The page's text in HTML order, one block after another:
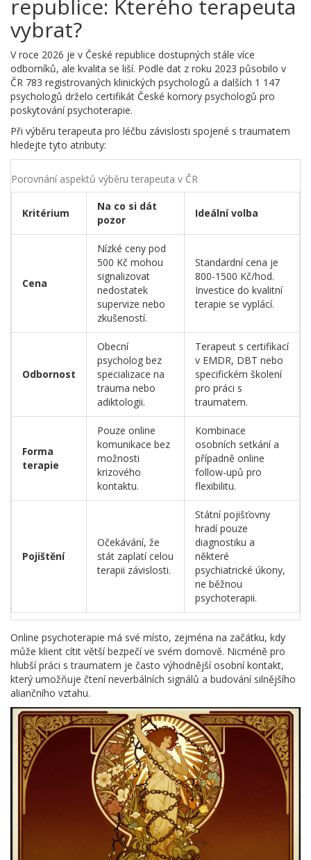
republice: Kterého terapeuta
vybrat?
V roce 2026 je v České republice dostupných stále více
odborníků, ale kvalita se liší. Podle dat z roku 2023 působilo v
ČR 783 registrovaných klinických psychologů a dalších 1 147
psychologů drželo certifikát České komory psychologů pro
poskytování psychoterapie.
Při výběru terapeuta pro léčbu závislosti spojené s traumatem
hledejte tyto atributy:
Porovnání aspektů výběru terapeuta v ČR
Kritérium
Na co si dát
pozor
Ideální volba
Cena
Nízké ceny pod
500 Kč mohou
signalizovat
nedostatek
supervize nebo
zkušeností.
Standardní cena je
800-1500 Kč/hod.
Investice do kvalitní
terapie se vyplácí.
Odbornost
Obecní
psycholog bez
specializace na
trauma nebo
adiktologii.
Terapeut s certifikací
v EMDR, DBT nebo
specifickém školení
pro práci s
traumatem.
Forma
terapie
Pouze online
komunikace bez
možnosti
krizového
kontaktu.
Kombinace
osobních setkání a
případně online
follow-upů pro
flexibilitu.
Pojištění
Očekávání, že
stát zaplatí celou
terapii závislosti.
Státní pojišťovny
hradí pouze
diagnostiku a
některé
psychiatrické úkony,
ne běžnou
psychoterapii.
Online psychoterapie má své místo, zejména na začátku, kdy
může klient cítit větší bezpečí ve svém domově. Nicméně pro
hlubší práci s traumatem je často výhodnější osobní kontakt,
který umožňuje čtení neverbálních signálů a budování silnějšího
aliančního vztahu.